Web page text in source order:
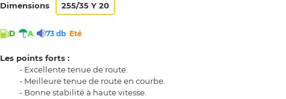
Dimensions 255/35 Y 20
D A 73 db Eté
Les points forts :
- Excellente tenue de route.
- Meilleure tenue de route en courbe.
- Bonne stabilité à haute vitesse.